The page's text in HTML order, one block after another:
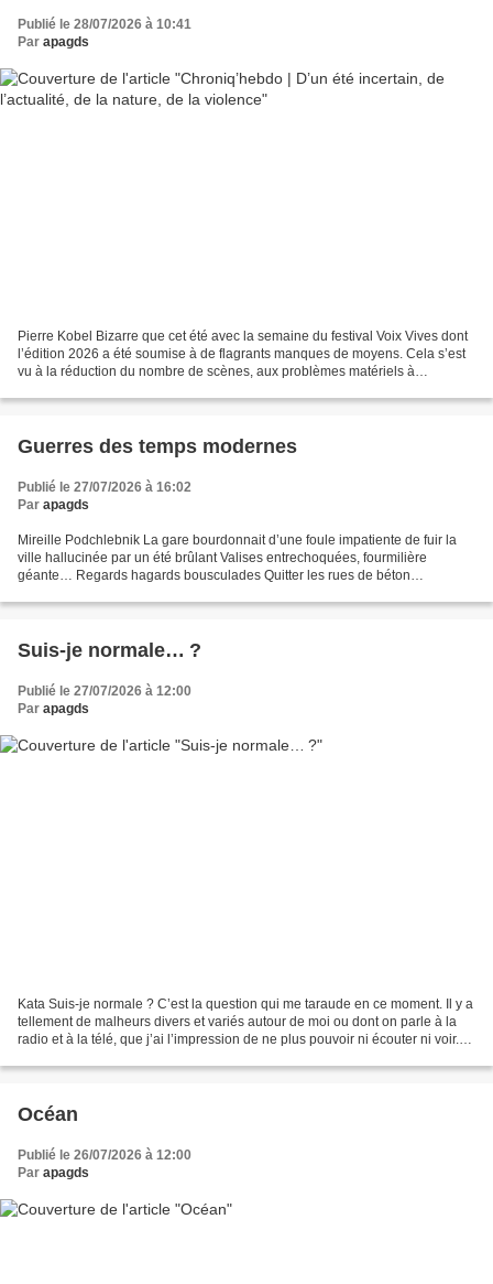
Publié le 28/07/2026 à 10:41
Par apagds
Pierre Kobel Bizarre que cet été avec la semaine du festival Voix Vives dont
l’édition 2026 a été soumise à de flagrants manques de moyens. Cela s’est
vu à la réduction du nombre de scènes, aux problèmes matériels à
Guerres des temps modernes
Publié le 27/07/2026 à 16:02
Par apagds
Mireille Podchlebnik La gare bourdonnait d’une foule impatiente de fuir la
ville hallucinée par un été brûlant Valises entrechoquées, fourmilière
géante… Regards hagards bousculades Quitter les rues de béton
Suis-je normale… ?
Publié le 27/07/2026 à 12:00
Par apagds
Kata Suis-je normale ? C’est la question qui me taraude en ce moment. Il y a
tellement de malheurs divers et variés autour de moi ou dont on parle à la
radio et à la télé, que j’ai l’impression de ne plus pouvoir ni écouter ni voir.
Océan
Publié le 26/07/2026 à 12:00
Par apagds